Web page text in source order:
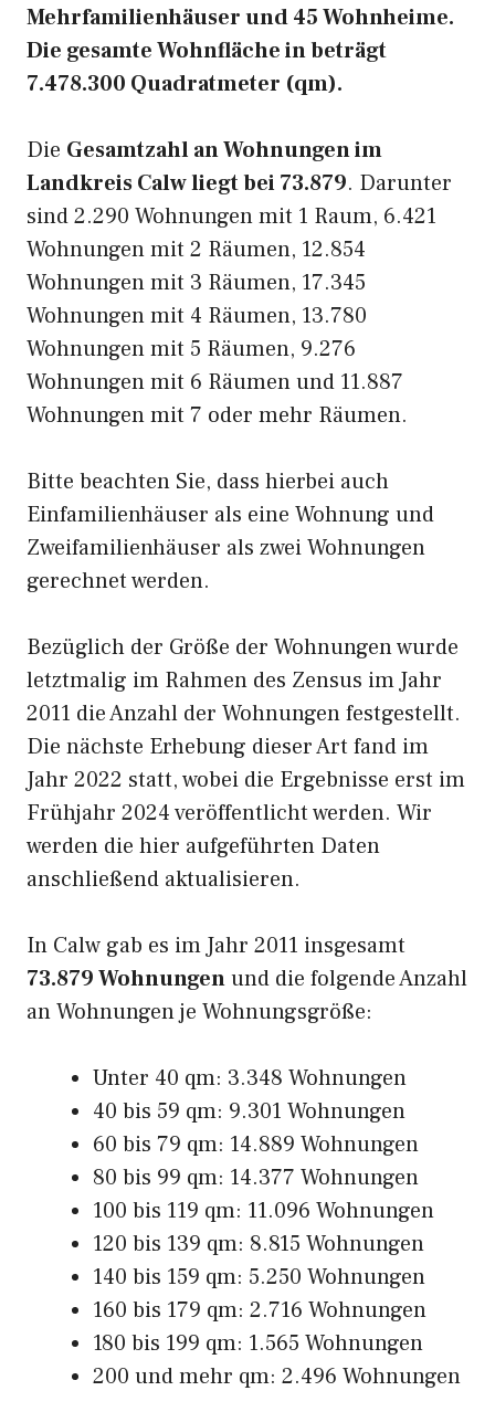
Mehrfamilienhäuser und 45 Wohnheime.
Die gesamte Wohnfläche in beträgt
7.478.300 Quadratmeter (qm).
Die Gesamtzahl an Wohnungen im
Landkreis Calw liegt bei 73.879. Darunter
sind 2.290 Wohnungen mit 1 Raum, 6.421
Wohnungen mit 2 Räumen, 12.854
Wohnungen mit 3 Räumen, 17.345
Wohnungen mit 4 Räumen, 13.780
Wohnungen mit 5 Räumen, 9.276
Wohnungen mit 6 Räumen und 11.887
Wohnungen mit 7 oder mehr Räumen.
Bitte beachten Sie, dass hierbei auch
Einfamilienhäuser als eine Wohnung und
Zweifamilienhäuser als zwei Wohnungen
gerechnet werden.
Bezüglich der Größe der Wohnungen wurde
letztmalig im Rahmen des Zensus im Jahr
2011 die Anzahl der Wohnungen festgestellt.
Die nächste Erhebung dieser Art fand im
Jahr 2022 statt, wobei die Ergebnisse erst im
Frühjahr 2024 veröffentlicht werden. Wir
werden die hier aufgeführten Daten
anschließend aktualisieren.
In Calw gab es im Jahr 2011 insgesamt
73.879 Wohnungenund die folgende Anzahl
an Wohnungen je Wohnungsgröße:
Unter 40 qm: 3.348 Wohnungen
40 bis 59 qm: 9.301 Wohnungen
60 bis 79 qm: 14.889 Wohnungen
80 bis 99 qm: 14.377 Wohnungen
100 bis 119 qm: 11.096 Wohnungen
120 bis 139 qm: 8.815 Wohnungen
140 bis 159 qm: 5.250 Wohnungen
160 bis 179 qm: 2.716 Wohnungen
180 bis 199 qm: 1.565 Wohnungen
200 und mehr qm: 2.496 Wohnungen